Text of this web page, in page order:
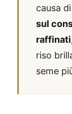
causa
sul
raffinati
riso
seme